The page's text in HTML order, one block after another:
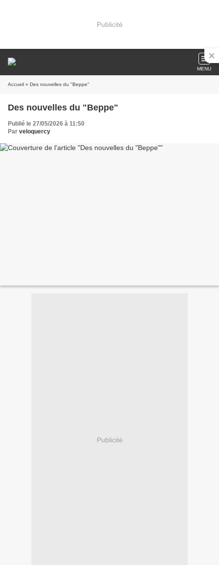
Publicité
MENU
Accueil » Des nouvelles du "Beppe"
Des nouvelles du "Beppe"
Publié le 27/05/2026 à 11:50
Par veloquercy
Publicité